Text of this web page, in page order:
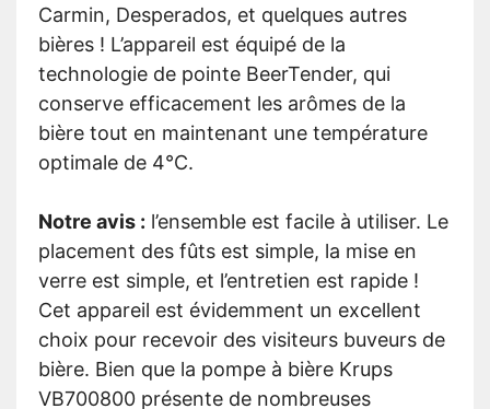
Carmin, Desperados, et quelques autres
bières ! L’appareil est équipé de la
technologie de pointe BeerTender, qui
conserve efficacement les arômes de la
bière tout en maintenant une température
optimale de 4°C.
Notre avis : l’ensemble est facile à utiliser. Le
placement des fûts est simple, la mise en
verre est simple, et l’entretien est rapide !
Cet appareil est évidemment un excellent
choix pour recevoir des visiteurs buveurs de
bière. Bien que la pompe à bière Krups
VB700800 présente de nombreuses